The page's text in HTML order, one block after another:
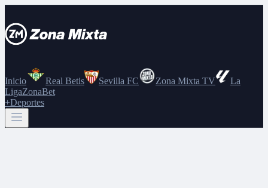
Inicio Real Betis Sevilla FC Zona Mixta TV
La
LigaZonaBet
+Deportes